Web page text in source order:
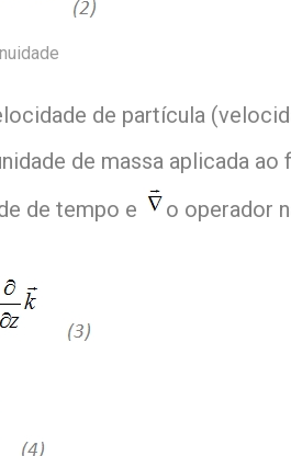
de partícula
de massa aplicada ao
de tempo e
o operador